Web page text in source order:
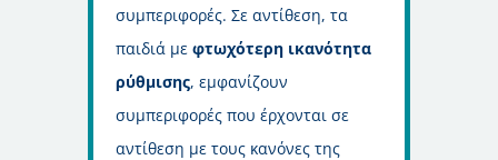
συμπεριφορές. Σε αντίθεση, τα
παιδιά με φτωχότερη ικανότητα
ρύθμισης, εμφανίζουν
συμπεριφορές που έρχονται σε
αντίθεση με τους κανόνες της